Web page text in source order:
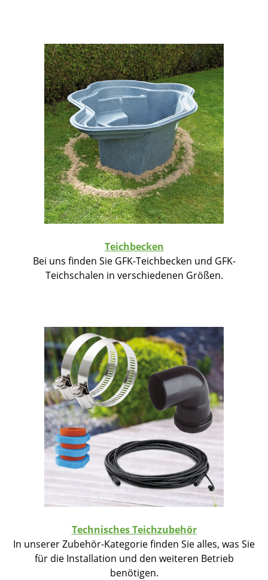
Teichbecken
Bei uns finden Sie GFK-Teichbecken und GFK-
Teichschalen in verschiedenen Größen.
Technisches Teichzubehör
In unserer Zubehör-Kategorie finden Sie alles, was Sie
für die Installation und den weiteren Betrieb
benötigen.